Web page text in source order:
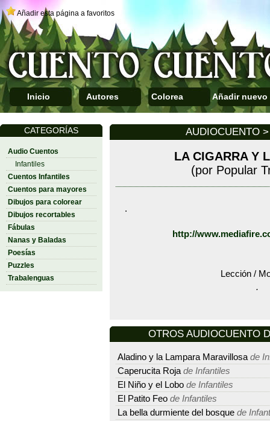
Añadir esta página a favoritos
Inicio Autores Colorea Añadir nuevo
CATEGORÍAS
Audio Cuentos
Infantiles
Cuentos Infantiles
Cuentos para mayores
Dibujos para colorear
Dibujos recortables
Fábulas
Nanas y Baladas
Poesías
Puzzles
Trabalenguas
AUDIOCUENTO
LA CIGARRA Y
(por Popular
.
http://
Lección /
.
OTROS AUDIOCUENTO
Aladino y la Lampara Maravillosa de
Caperucita Roja de Infantiles
El Niño y el Lobo de Infantiles
El Patito Feo de Infantiles
La bella durmiente del bosque de